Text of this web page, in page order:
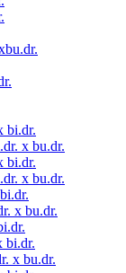
bi.dr.
x bu.dr.
bi.dr.
x bu.dr.
x bu.dr.
bi.dr.
x bu.dr.